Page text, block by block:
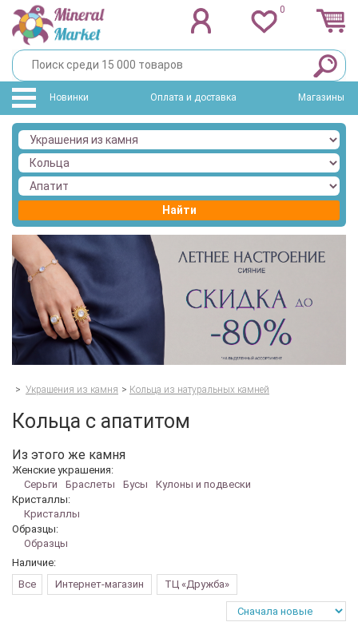
0
Новинки Оплата и доставка Магазины
Найти
> Украшения из камня > Кольца из натуральных камней
Кольца с апатитом
Из этого же камня
Женские украшения:
Серьги
Браслеты Бусы
Кулоны и подвески
Кристаллы:
Кристаллы
Образцы:
Образцы
Наличие:
Все
Интернет-магазин ТЦ «Дружба»